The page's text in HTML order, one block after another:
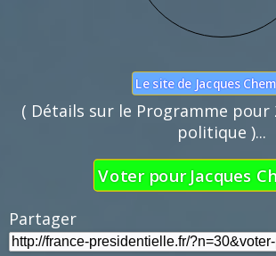
Le site de Jacques
( Détails sur le Programme pour
politique )...
Voter pour Jacques